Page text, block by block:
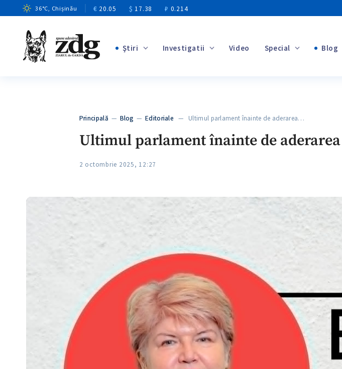
36°C, Chișinău € 20.05 $ 17.38 ₽ 0.214
Ştiri Investigatii Video Special Blog
Principală —Blog —Editoriale — Ultimul parlament înainte de aderarea…
Ultimul parlament înainte de
2 octombrie 2025, 12:27